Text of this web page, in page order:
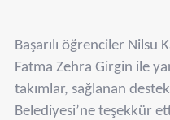
Başarılı öğrenciler Nilsu
Fatma Zehra Girgin ile
takımlar, sağlanan
Belediyesi’ne teşekkür